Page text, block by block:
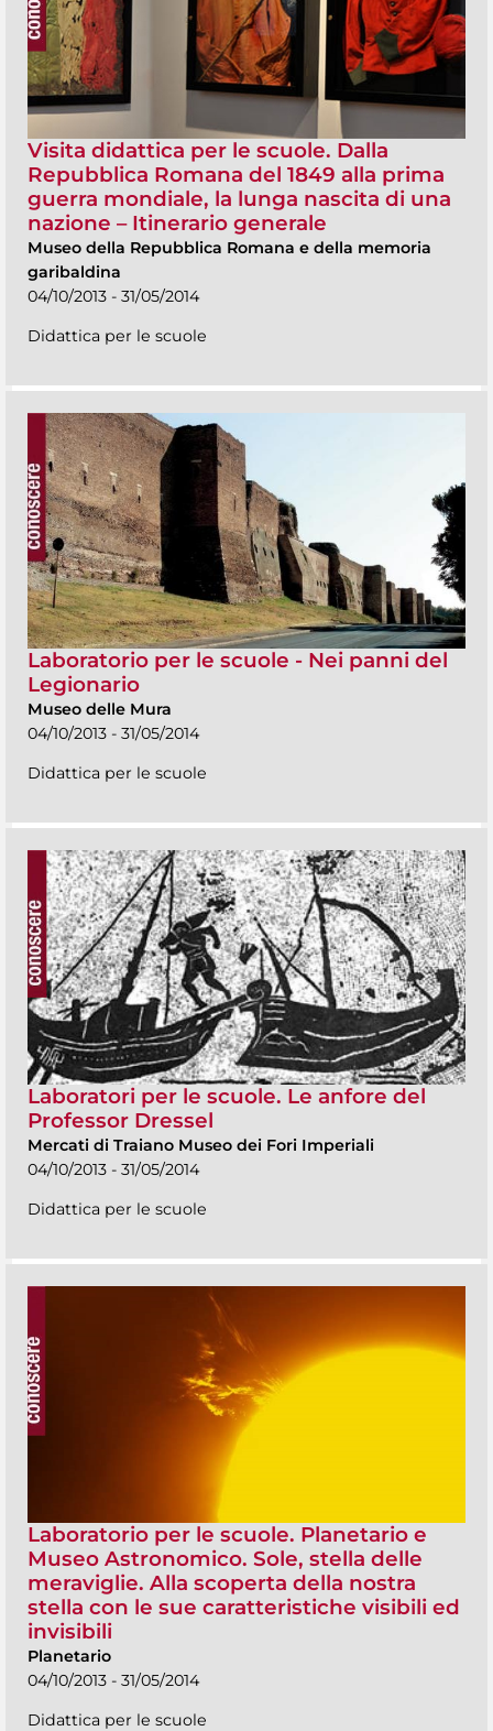
Visita didattica per le scuole. Dalla
Repubblica Romana del 1849 alla prima
guerra mondiale, la lunga nascita di una
nazione – Itinerario generale
Museo della Repubblica Romana e della memoria
garibaldina
04/10/2013 - 31/05/2014
Didattica per le scuole
Laboratorio per le scuole - Nei panni del
Legionario
Museo delle Mura
04/10/2013 - 31/05/2014
Didattica per le scuole
Laboratori per le scuole. Le anfore del
Professor Dressel
Mercati di Traiano Museo dei Fori Imperiali
04/10/2013 - 31/05/2014
Didattica per le scuole
Laboratorio per le scuole. Planetario e
Museo Astronomico. Sole, stella delle
meraviglie. Alla scoperta della nostra
stella con le sue caratteristiche visibili ed
invisibili
Planetario
04/10/2013 - 31/05/2014
Didattica per le scuole